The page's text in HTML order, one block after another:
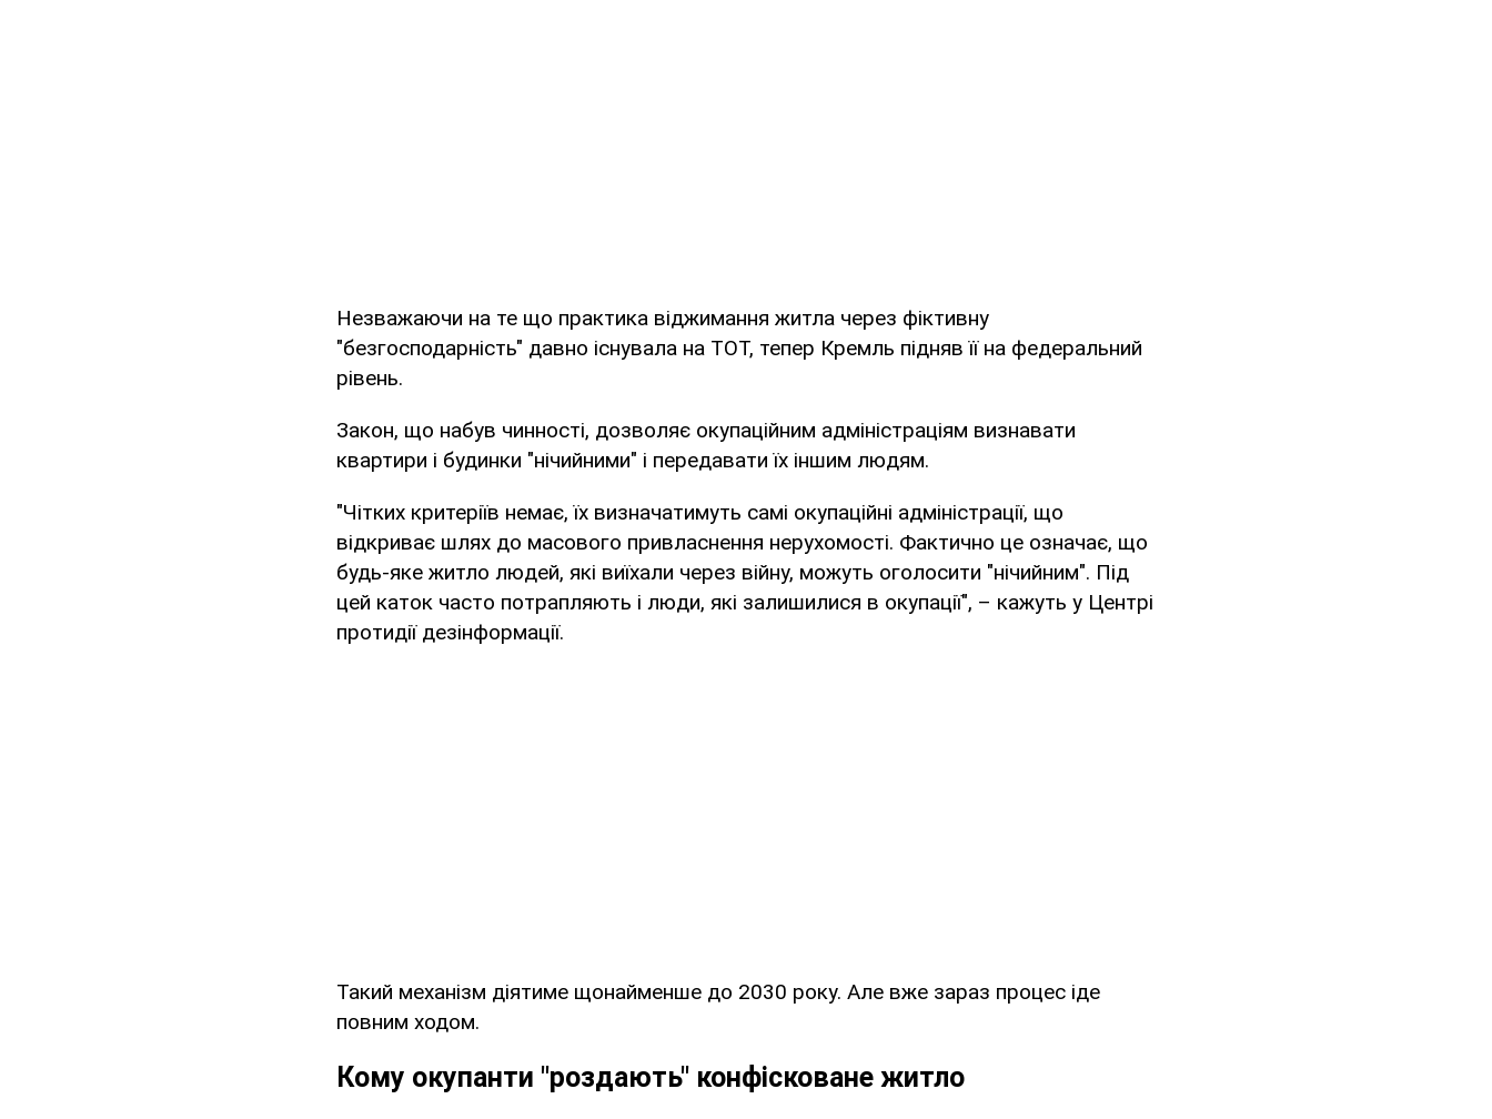
Незважаючи на те що практика віджимання житла через фіктивну
"безгосподарність" давно існувала на ТОТ, тепер Кремль підняв її на федеральний
рівень.
Закон, що набув чинності, дозволяє окупаційним адміністраціям визнавати
квартири і будинки "нічийними" і передавати їх іншим людям.
"Чітких критеріїв немає, їх визначатимуть самі окупаційні адміністрації, що
відкриває шлях до масового привласнення нерухомості. Фактично це означає, що
будь-яке житло людей, які виїхали через війну, можуть оголосити "нічийним". Під
цей каток часто потрапляють і люди, які залишилися в окупації", – кажуть у Центрі
протидії дезінформації.
Такий механізм діятиме щонайменше до 2030 року. Але вже зараз процес іде
повним ходом.
Кому окупанти "роздають" конфісковане житло